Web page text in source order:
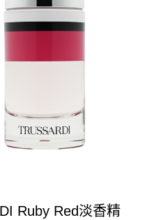
Ruby Red淡香精